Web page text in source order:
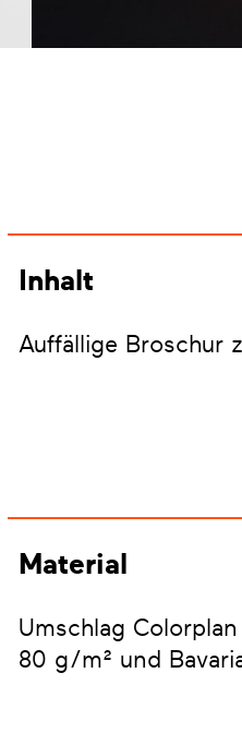
Inhalt
Auffällige Broschur
Material
Umschlag
80 g/m² und